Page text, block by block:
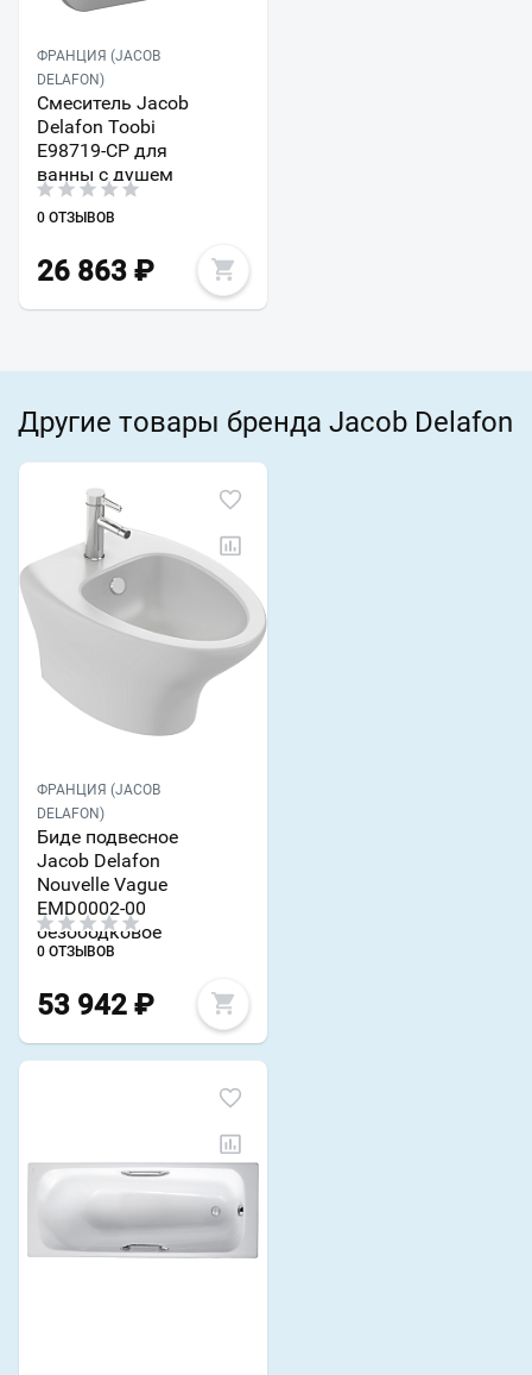
ФРАНЦИЯ (JACOB
DELAFON)
Смеситель Jacob
Delafon Toobi
E98719-CP для
ванны с душем
0 ОТЗЫВОВ
26 863 ₽
Другие товары бренда Jacob Delafon
ФРАНЦИЯ (JACOB
DELAFON)
Биде подвесное
Jacob Delafon
Nouvelle Vague
EMD0002-00
безободковое
0 ОТЗЫВОВ
53 942 ₽